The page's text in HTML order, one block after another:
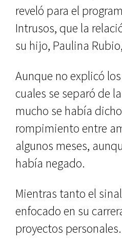
reveló para el
Intrusos, que la
su hijo, Paulina
Aunque no explicó
cuales se separó de
mucho se había
rompimiento entre
algunos meses,
había negado.
Mientras tanto el
enfocado en su
proyectos personales.